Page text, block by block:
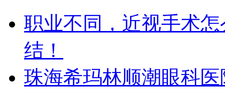
职业不同，近视手术
结！
珠海希玛林顺潮眼科